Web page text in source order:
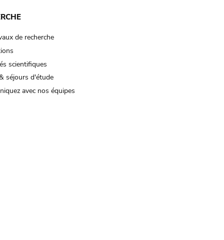
de recherche
scientifiques
séjours d'étude
avec nos équipes